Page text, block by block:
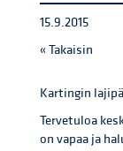
15.9.2015
« Takaisin
Kartingin
Tervetuloa
on vapaa ja